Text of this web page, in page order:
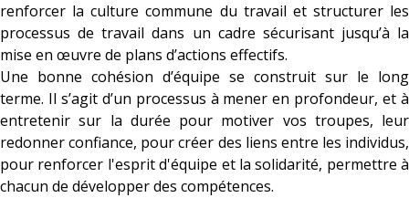
renforcer la culture commune du travail et structurer les
processus de travail dans un cadre sécurisant jusqu’à la
mise en œuvre de plans d’actions effectifs.
Une bonne cohésion d’équipe se construit sur le long
terme. Il s’agit d’un processus à mener en profondeur, et à
entretenir sur la durée pour motiver vos troupes, leur
redonner confiance, pour créer des liens entre les individus,
pour renforcer l'esprit d'équipe et la solidarité, permettre à
chacun de développer des compétences.